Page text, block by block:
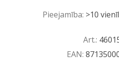
Pieejamība: >10
Art.:
EAN: